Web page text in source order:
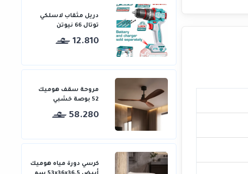
دريل مثقاب لاسلكي
توتال 66 نيوتن
12.810
مروحة سقف هوميك
52 بوصة خشبي
58.280
كرسي دورة مياه هوميك